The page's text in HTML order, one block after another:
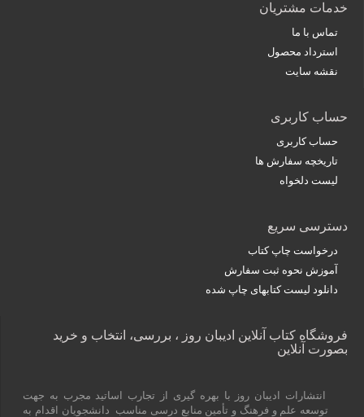
خدمات مشتریان
تماس با ما
استرداد محصول
نقشه سایت
حساب کاربری
حساب کاربری
تاریخچه سفارش ها
لیست دلخواه
دسترسی سریع
درخواست چاپ کتاب
آموزش نحوه ثبت سفارش
دانلود لیست کتابهای چاپ شده
فروشگاه کتاب آنلاین ادیبان روز ، بررسی، انتخاب و خرید
بصورت آنلاین
انتشارات ادیبان روز با بهره گیری از تجارب اساتید مجرب به جهت
توسعه علم و فرهنگ و تأمین منابع درسی مناسب دانشجویان اقدام به